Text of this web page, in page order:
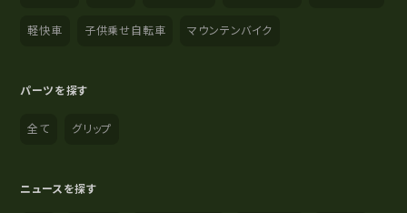
軽快車 子供乗せ自転車 マウンテンバイク
パーツを探す
全て グリップ
ニュースを探す